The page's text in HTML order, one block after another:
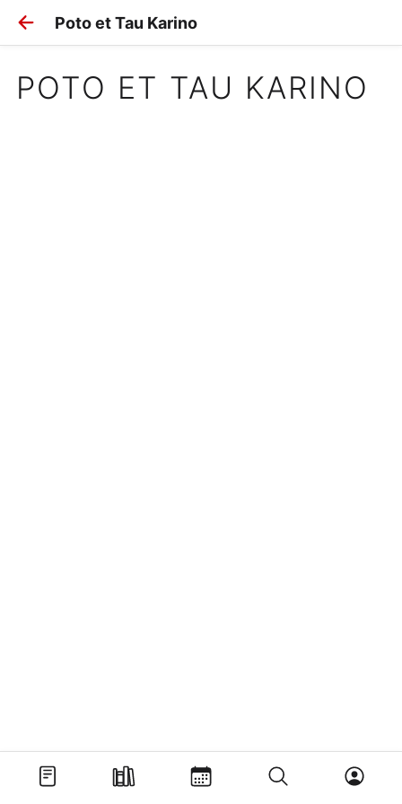
Poto et Tau Karino
POTO ET TAU KARINO